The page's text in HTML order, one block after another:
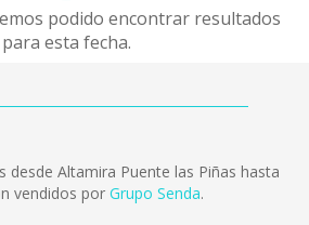
podido encontrar resultados
para esta fecha.
desde Altamira Puente las Piñas hasta
vendidos por Grupo Senda.